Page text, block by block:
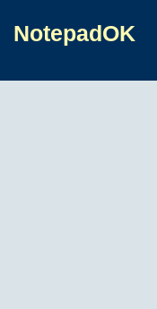
NotepadOK